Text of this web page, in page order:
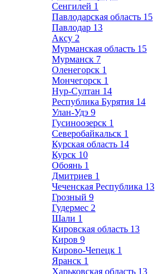
Сенгилей 1
Павлодарская область 15
Павлодар 13
Аксу 2
Мурманская область 15
Мурманск 7
Оленегорск 1
Мончегорск 1
Нур-Султан 14
Республика Бурятия 14
Улан-Удэ 9
Гусиноозерск 1
Северобайкальск 1
Курская область 14
Курск 10
Обоянь 1
Дмитриев 1
Чеченская Республика 13
Грозный 9
Гудермес 2
Шали 1
Кировская область 13
Киров 9
Кирово-Чепецк 1
Яранск 1
Харьковская область 13